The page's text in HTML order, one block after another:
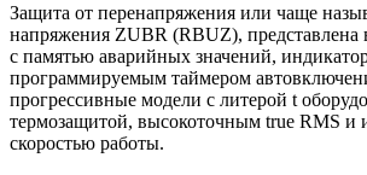
Защита от перенапряжения или чаще
напряжения ZUBR (RBUZ), представлена
с памятью аварийных значений,
программируемым таймером
прогрессивные модели с литерой t
термозащитой, высокоточным true RMS и
скоростью работы.